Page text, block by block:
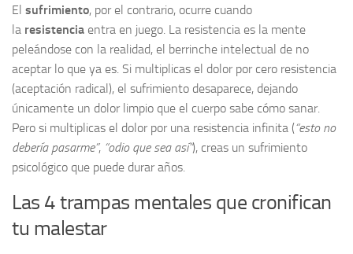
El sufrimiento, por el contrario, ocurre cuando
la resistencia entra en juego. La resistencia es la mente
peleándose con la realidad, el berrinche intelectual de no
aceptar lo que ya es. Si multiplicas el dolor por cero resistencia
(aceptación radical), el sufrimiento desaparece, dejando
únicamente un dolor limpio que el cuerpo sabe cómo sanar.
Pero si multiplicas el dolor por una resistencia infinita (“esto no
debería pasarme”, “odio que sea así”), creas un sufrimiento
psicológico que puede durar años.
Las 4 trampas mentales que cronifican
tu malestar